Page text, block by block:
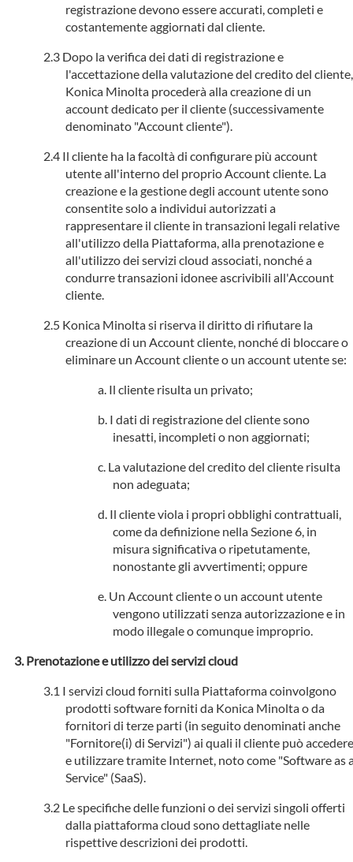
registrazione devono essere accurati, completi e
costantemente aggiornati dal cliente.
Dopo la verifica dei dati di registrazione e
l'accettazione della valutazione del credito del cliente,
Konica Minolta procederà alla creazione di un
account dedicato per il cliente (successivamente
denominato "Account cliente").
Il cliente ha la facoltà di configurare più account
utente all'interno del proprio Account cliente. La
creazione e la gestione degli account utente sono
consentite solo a individui autorizzati a
rappresentare il cliente in transazioni legali relative
all'utilizzo della Piattaforma, alla prenotazione e
all'utilizzo dei servizi cloud associati, nonché a
condurre transazioni idonee ascrivibili all'Account
cliente.
Konica Minolta si riserva il diritto di rifiutare la
creazione di un Account cliente, nonché di bloccare o
eliminare un Account cliente o un account utente se:
Il cliente risulta un privato;
I dati di registrazione del cliente sono
inesatti, incompleti o non aggiornati;
La valutazione del credito del cliente risulta
non adeguata;
Il cliente viola i propri obblighi contrattuali,
come da definizione nella Sezione 6, in
misura significativa o ripetutamente,
nonostante gli avvertimenti; oppure
Un Account cliente o un account utente
vengono utilizzati senza autorizzazione e in
modo illegale o comunque improprio.
Prenotazione e utilizzo dei servizi cloud
I servizi cloud forniti sulla Piattaforma coinvolgono
prodotti software forniti da Konica Minolta o da
fornitori di terze parti (in seguito denominati anche
"Fornitore(i) di Servizi") ai quali il cliente può accedere
e utilizzare tramite Internet, noto come "Software as
Service" (SaaS).
Le specifiche delle funzioni o dei servizi singoli offerti
dalla piattaforma cloud sono dettagliate nelle
rispettive descrizioni dei prodotti.